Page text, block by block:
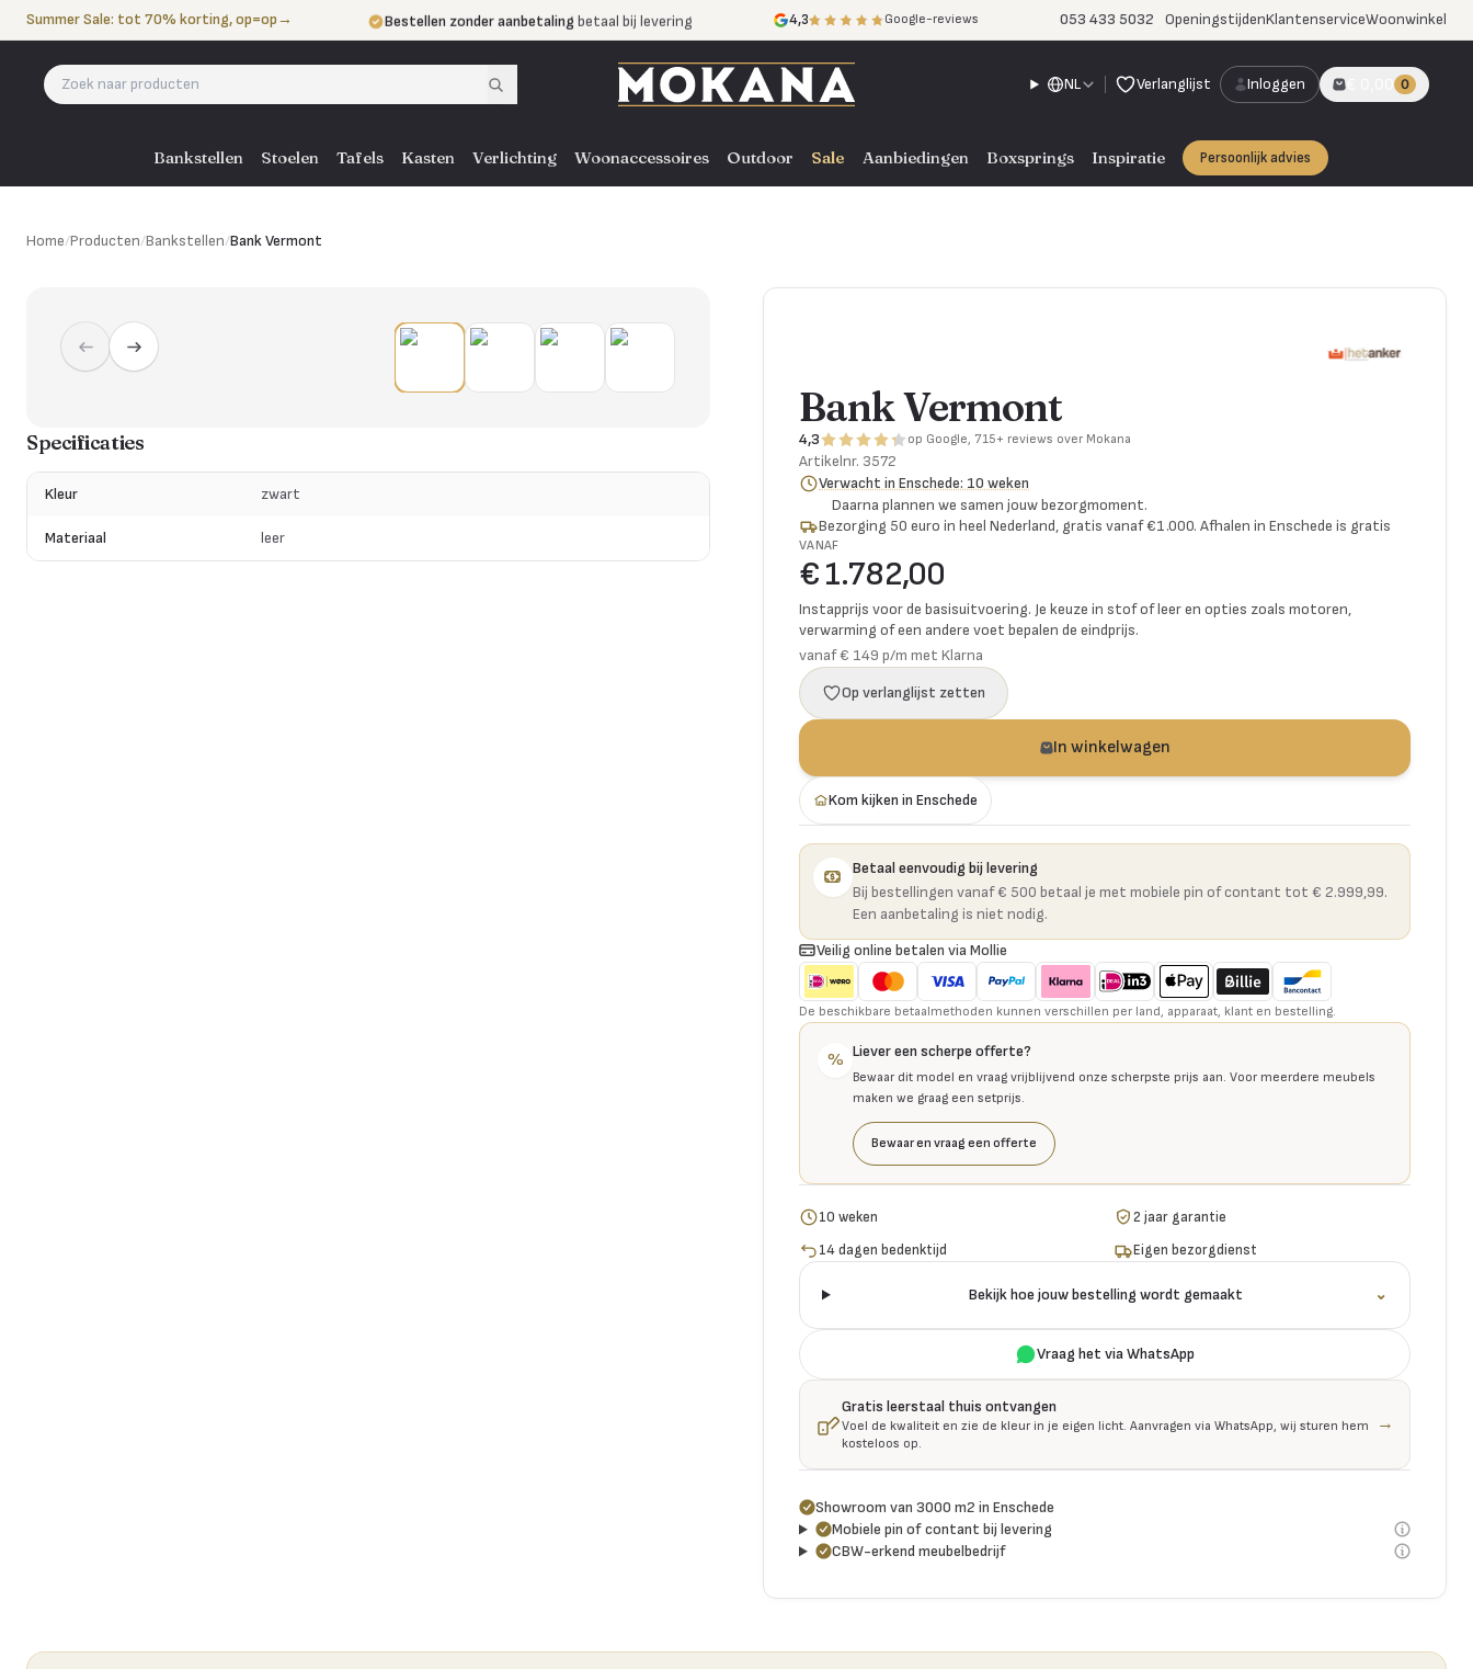
Naar de inhoud
Summer Sale: tot 70% korting, op=op→ Bestellen zonder aanbetaling betaal bij levering
Eigen bezorgdienst door heel NL, BE en DE
4,3 Google-reviews 053 433 5032 OpeningstijdenKlantenserviceWoonwinkel
NL Verlanglijst Inloggen € 0,00 0
Bankstellen Stoelen Tafels Kasten Verlichting Woonaccessoires Outdoor Sale Aanbiedingen Boxsprings Inspiratie Persoonlijk advies
Home/Producten/Bankstellen/Bank Vermont
Specificaties
Kleur zwart
Materiaal leer
Bank Vermont
4,3 op Google, 715+ reviews over Mokana
Artikelnr. 3572
Verwacht in Enschede: 10 weken
Daarna plannen we samen jouw bezorgmoment.
Bezorging 50 euro in heel Nederland, gratis vanaf €1.000. Afhalen in Enschede is gratis
VANAF
€ 1.782,00
Instapprijs voor de basisuitvoering. Je keuze in stof of leer en opties zoals motoren,
verwarming of een andere voet bepalen de eindprijs.
vanaf € 149 p/m met Klarna
Op verlanglijst zetten
In winkelwagen
Kom kijken in Enschede
Betaal eenvoudig bij levering
Bij bestellingen vanaf € 500 betaal je met mobiele pin of contant tot € 2.999,99.
Een aanbetaling is niet nodig.
Veilig online betalen via Mollie
De beschikbare betaalmethoden kunnen verschillen per land, apparaat, klant en bestelling.
% Liever een scherpe offerte?
Bewaar dit model en vraag vrijblijvend onze scherpste prijs aan. Voor meerdere meubels
maken we graag een setprijs.
Bewaar en vraag een offerte
10 weken
2 jaar garantie
14 dagen bedenktijd
Eigen bezorgdienst
Bekijk hoe jouw bestelling wordt gemaakt ⌄
Vraag het via WhatsApp
Gratis leerstaal thuis ontvangen
Voel de kwaliteit en zie de kleur in je eigen licht. Aanvragen via WhatsApp, wij sturen hem
kosteloos op.
→
Showroom van 3000 m2 in Enschede
Mobiele pin of contant bij levering
CBW-erkend meubelbedrijf